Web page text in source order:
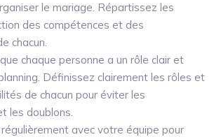
le mariage. Répartissez les
des compétences et des
chacun.
chaque personne a un rôle clair et
Définissez clairement les rôles et
de chacun pour éviter les
les doublons.
régulièrement avec votre équipe pour